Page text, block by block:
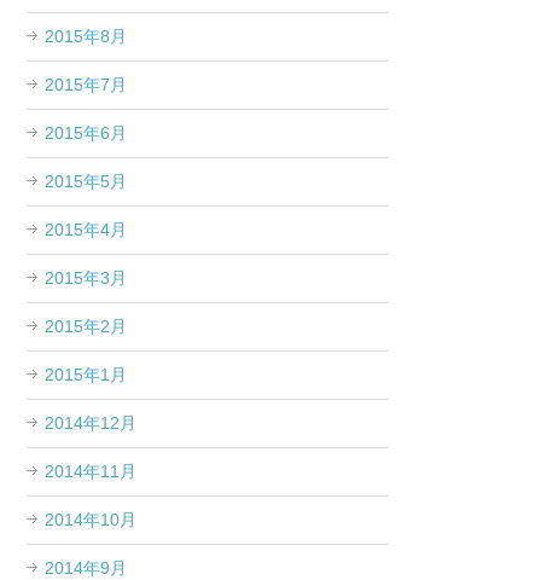
2015年8月
2015年7月
2015年6月
2015年5月
2015年4月
2015年3月
2015年2月
2015年1月
2014年12月
2014年11月
2014年10月
2014年9月